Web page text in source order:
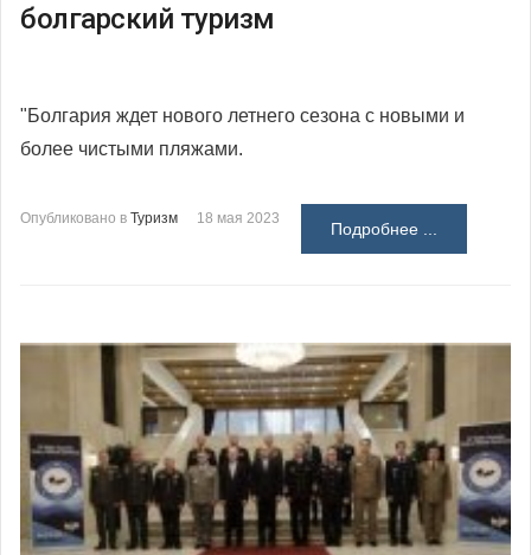
болгарский туризм
"Болгария ждет нового летнего сезона с новыми и
более чистыми пляжами.
Опубликовано в Туризм 18 мая 2023
Подробнее ...